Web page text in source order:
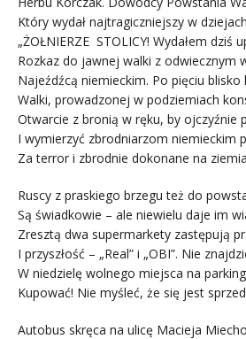
Który wydał najtragiczniejszy w
„ŻOŁNIERZE STOLICY! Wydałem dziś
Rozkaz do jawnej walki z odwiecznym
Najeźdźcą niemieckim. Po pięciu
Walki, prowadzonej w podziemiach
Otwarcie z bronią w ręku, by ojczyźnie
I wymierzyć zbrodniarzom niemieckim
Za terror i zbrodnie dokonane na
Ruscy z praskiego brzegu też do
Są świadkowie – ale niewielu daje im
Zresztą dwa supermarkety zastępują
I przyszłość – „Real” i „OBI”. Nie
W niedzielę wolnego miejsca na
Kupować! Nie myśleć, że się jest
Autobus skręca na ulicę Macieja